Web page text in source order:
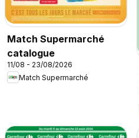
Match Supermarché
catalogue
11/08 - 23/08/2026
Match Supermarché